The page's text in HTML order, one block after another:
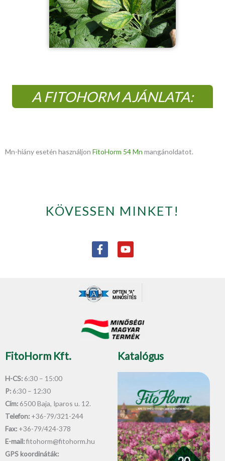
A FITOHORM AJÁNLATA:
Mn-hiány esetén használjon FitoHorm 54 Mn mangánoldatot.
KÖVESSEN MINKET!
F
a
b
o
-
f
Y
o
u
b
FitoHorm Kft.
H-CS: 6:30 – 15:00
P: 6:30 – 12:30
Cím: 6500 Baja, Iparos u. 12.
Telefon: +36-79/321-244
Fax: +36-79/424-378
E-mail:fitohorm@fitohorm.hu
GPS koordináták:
Katalógus